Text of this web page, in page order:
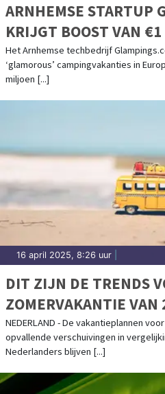
ARNHEMSE STARTUP
KRIJGT BOOST VAN
FOUNDERS VAN O.A.
INVESTEREN IN
Het Arnhemse techbedrijf
‘glamorous’ campingvakanties in
miljoen [...]
16 april 2025, 8:26 uur
DIT ZIJN DE TRENDS
ZOMERVAKANTIE VAN
NEDERLAND - De vakantieplannen
opvallende verschuivingen in
Nederlanders blijven [...]